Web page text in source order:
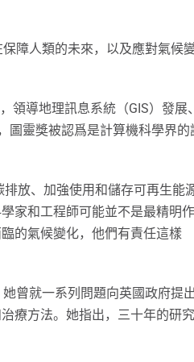
障人類的未來，以及應對氣候
導地理訊息系統（GIS）發展、
圖靈獎被認爲是計算機科學界的
放、加強使用和儲存可再生能
家和工程師可能並不是最精明
的氣候變化，他們有責任這樣
曾就一系列問題向英國政府提
療方法。她指出，三十年的研